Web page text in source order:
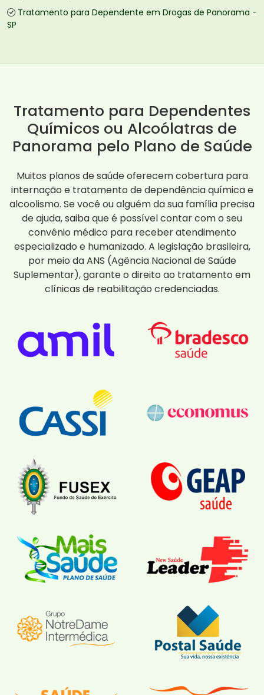
Tratamento para Dependente em Drogas de Panorama -
SP
Tratamento para Dependentes
Químicos ou Alcoólatras de
Panorama pelo Plano de Saúde
Muitos planos de saúde oferecem cobertura para
internação e tratamento de dependência química e
alcoolismo. Se você ou alguém da sua família precisa
de ajuda, saiba que é possível contar com o seu
convênio médico para receber atendimento
especializado e humanizado. A legislação brasileira,
por meio da ANS (Agência Nacional de Saúde
Suplementar), garante o direito ao tratamento em
clínicas de reabilitação credenciadas.